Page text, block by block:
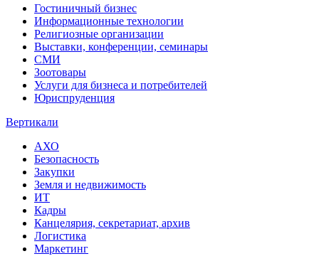
Гостиничный бизнес
Информационные технологии
Религиозные организации
Выставки, конференции, семинары
СМИ
Зоотовары
Услуги для бизнеса и потребителей
Юриспруденция
Вертикали
АХО
Безопасность
Закупки
Земля и недвижимость
ИТ
Кадры
Канцелярия, секретариат, архив
Логистика
Маркетинг